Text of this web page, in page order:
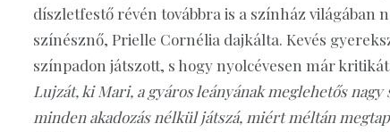
díszletfestő révén továbbra is a színház világában
színésznő, Prielle Cornélia dajkálta. Kevés
színpadon játszott, s hogy nyolcévesen már
Lujzát, ki Mari, a gyáros leányának meglehetős
minden akadozás nélkül játszá, miért méltán